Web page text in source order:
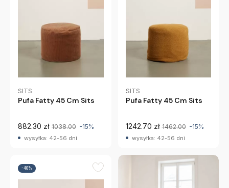
SITS
Pufa Fatty 45 Cm Sits
882.30 zł 1038.00 -15%
wysyłka: 42-56 dni
SITS
Pufa Fatty 45 Cm Sits
1242.70 zł 1462.00 -15%
wysyłka: 42-56 dni
-40%